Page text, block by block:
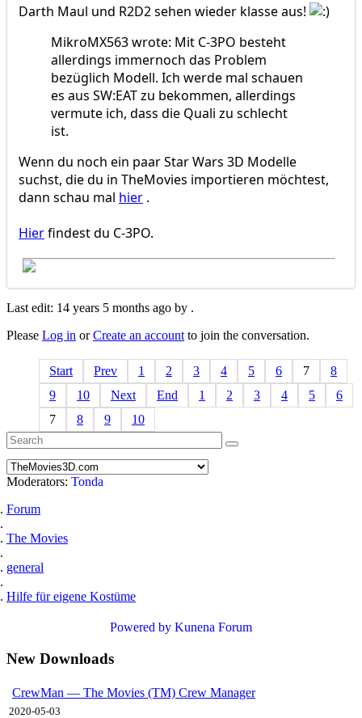
Darth Maul und R2D2 sehen wieder klasse aus!
MikroMX563 wrote: Mit C-3PO besteht
allerdings immernoch das Problem
bezüglich Modell. Ich werde mal schauen
es aus SW:EAT zu bekommen, allerdings
vermute ich, dass die Quali zu schlecht
ist.
Wenn du noch ein paar Star Wars 3D Modelle
suchst, die du in TheMovies importieren möchtest,
dann schau mal hier .
Hierfindest du C-3PO.
Last edit: 14 years 5 months ago by .
Please Log in orCreate an accountto join the conversation.
Start Prev 1 2 3 4 5 6 7
8
9
10 Next End 1 2 3 4 5
6
7
8 9 10
Moderators: Tonda
Forum
The Movies
general
Hilfe für eigene Kostüme
Powered by Kunena Forum
New Downloads
CrewMan — The Movies (TM) Crew Manager
2020-05-03